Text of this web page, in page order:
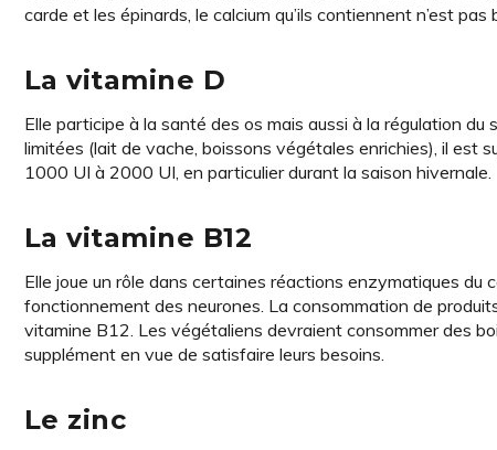
carde et les épinards, le calcium qu’ils contiennent n’est pas
La vitamine D
Elle participe à la santé des os mais aussi à la régulation
limitées (lait de vache, boissons végétales enrichies), il est
1000 UI à 2000 UI, en particulier durant la saison hivernale.
La vitamine B12
Elle joue un rôle dans certaines réactions enzymatiques
fonctionnement des neurones. La consommation de
vitamine B12. Les végétaliens devraient consommer des
supplément en vue de satisfaire leurs besoins.
Le zinc